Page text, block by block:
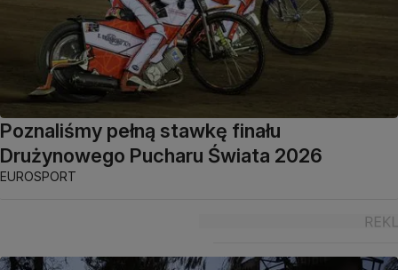
Poznaliśmy pełną stawkę finału
Drużynowego Pucharu Świata 2026
EUROSPORT